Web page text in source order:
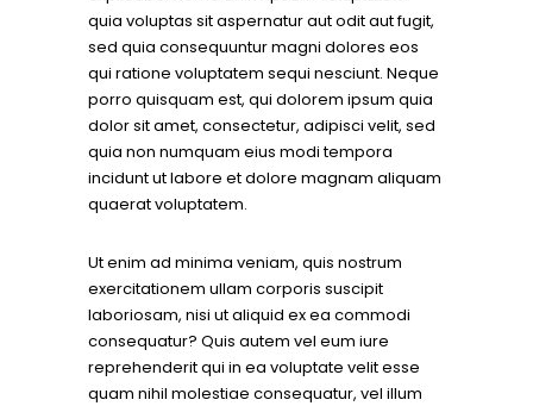
quia voluptas sit aspernatur aut odit aut fugit,
sed quia consequuntur magni dolores eos
qui ratione voluptatem sequi nesciunt. Neque
porro quisquam est, qui dolorem ipsum quia
dolor sit amet, consectetur, adipisci velit, sed
quia non numquam eius modi tempora
incidunt ut labore et dolore magnam aliquam
quaerat voluptatem.
Ut enim ad minima veniam, quis nostrum
exercitationem ullam corporis suscipit
laboriosam, nisi ut aliquid ex ea commodi
consequatur? Quis autem vel eum iure
reprehenderit qui in ea voluptate velit esse
quam nihil molestiae consequatur, vel illum